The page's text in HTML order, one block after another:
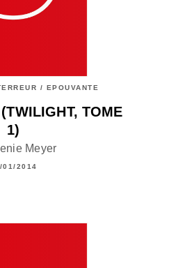
/ EPOUVANTE
TOME
1)
Meyer
01/2014